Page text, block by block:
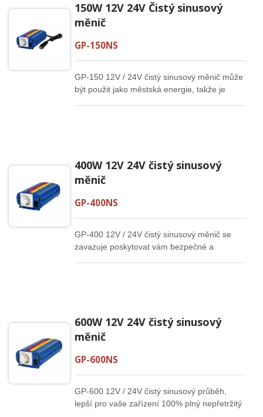
150W 12V 24V Čistý sinusový
měnič
GP-150NS
GP-150 12V / 24V čistý sinusový měnič může
být použit jako městská energie, takže je
400W 12V 24V čistý sinusový
měnič
GP-400NS
GP-400 12V / 24V čistý sinusový měnič se
zavazuje poskytovat vám bezpečné a
pracovních místech nebo kdekoli, kde je
potřeba energie.
600W 12V 24V čistý sinusový
měnič
GP-600NS
GP-600 12V / 24V čistý sinusový průběh,
lepší pro vaše zařízení 100% plný nepřetržitý